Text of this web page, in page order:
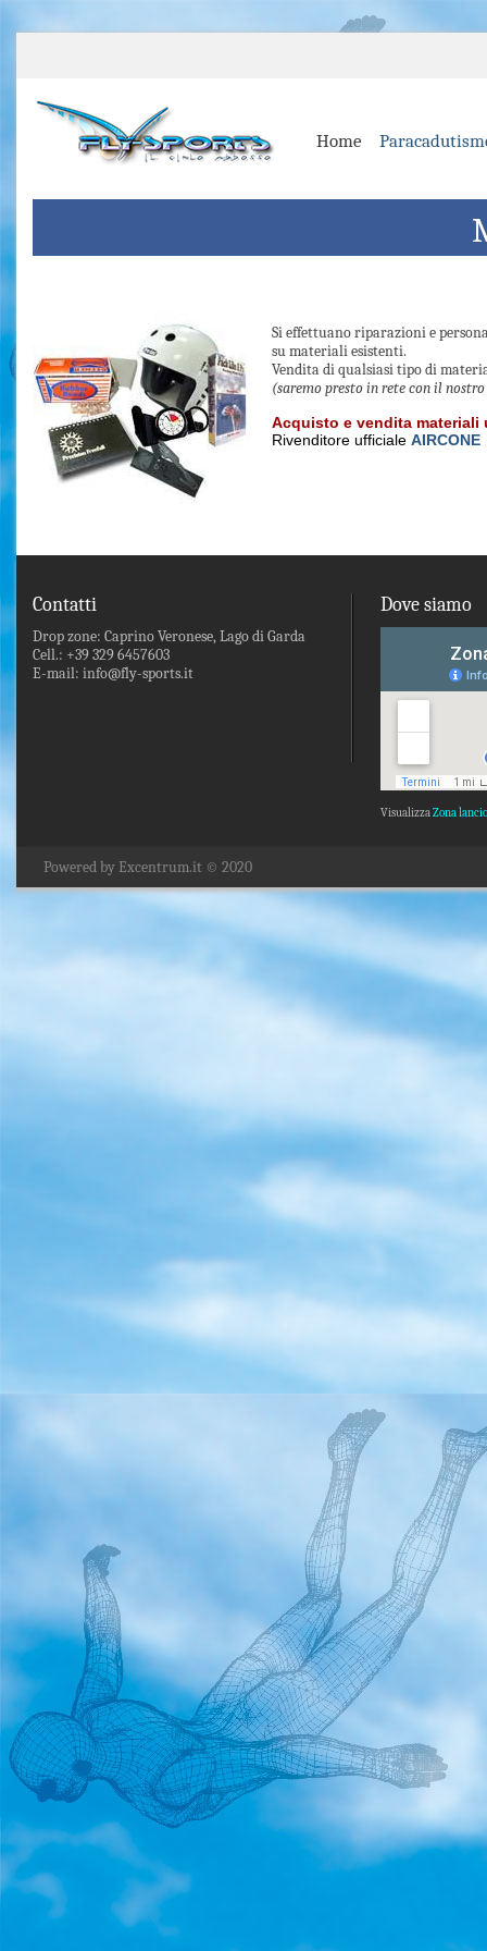
Home
Si effettuano riparazioni e
su materiali esistenti.
Vendita di qualsiasi tipo di
(saremo presto in rete con il
Acquisto e vendita materiali
Rivenditore ufficiale AIRCONE
Contatti
Drop zone: Caprino Veronese, Lago di Garda
Cell.: +39 329 6457603
E-mail: info@fly-sports.it
Dove siamo
VisualizzaZona
Powered by Excentrum.it © 2020